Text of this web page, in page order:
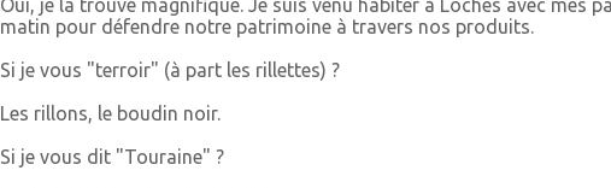
Oui, je la trouve magnifique. Je suis venu habiter à Loches avec
matin pour défendre notre patrimoine à travers nos produits.
Si je vous "terroir" (à part les rillettes) ?
Les rillons, le boudin noir.
Si je vous dit "Touraine" ?